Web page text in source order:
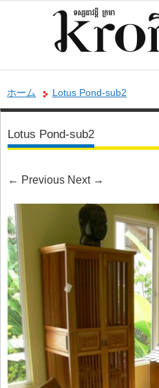
ホーム Lotus Pond-sub2
Lotus Pond-sub2
← Previous Next →